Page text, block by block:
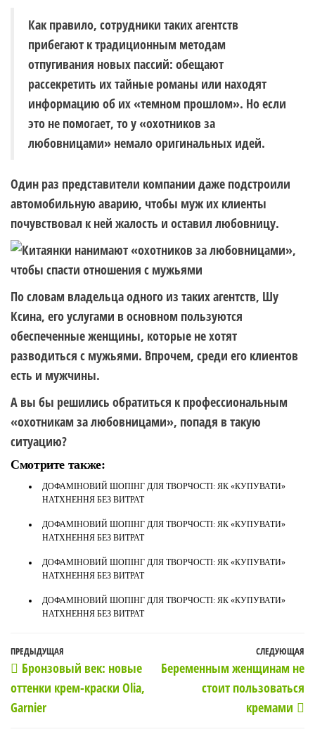
Как правило, сотрудники таких агентств
прибегают к традиционным методам
отпугивания новых пассий: обещают
рассекретить их тайные романы или находят
информацию об их «темном прошлом». Но если
это не помогает, то у «охотников за
любовницами» немало оригинальных идей.
Один раз представители компании даже подстроили
автомобильную аварию, чтобы муж их клиенты
почувствовал к ней жалость и оставил любовницу.
По словам владельца одного из таких агентств, Шу
Ксина, его услугами в основном пользуются
обеспеченные женщины, которые не хотят
разводиться с мужьями. Впрочем, среди его клиентов
есть и мужчины.
А вы бы решились обратиться к профессиональным
«охотникам за любовницами», попадя в такую
ситуацию?
Смотрите также:
ДОФАМІНОВИЙ ШОПІНГ ДЛЯ ТВОРЧОСТІ: ЯК «КУПУВАТИ»
НАТХНЕННЯ БЕЗ ВИТРАТ
ДОФАМІНОВИЙ ШОПІНГ ДЛЯ ТВОРЧОСТІ: ЯК «КУПУВАТИ»
НАТХНЕННЯ БЕЗ ВИТРАТ
ДОФАМІНОВИЙ ШОПІНГ ДЛЯ ТВОРЧОСТІ: ЯК «КУПУВАТИ»
НАТХНЕННЯ БЕЗ ВИТРАТ
ДОФАМІНОВИЙ ШОПІНГ ДЛЯ ТВОРЧОСТІ: ЯК «КУПУВАТИ»
НАТХНЕННЯ БЕЗ ВИТРАТ
Навигация
по
записям
Предыдущая
запись
ПРЕДЫДУЩАЯ
Бронзовый век: новые
оттенки крем-краски Olia,
Garnier
СЛЕДУЮЩАЯ
Беременным женщинам не
стоит пользоваться
кремами